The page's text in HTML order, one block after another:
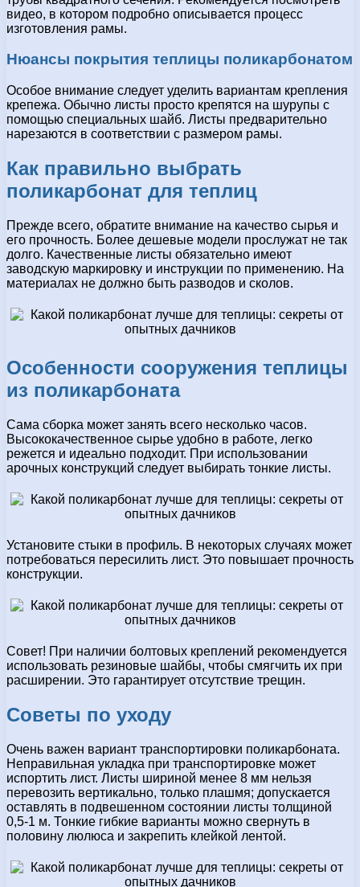
видео, в котором подробно описывается процесс
изготовления рамы.
Нюансы покрытия теплицы поликарбонатом
Особое внимание следует уделить вариантам крепления
крепежа. Обычно листы просто крепятся на шурупы с
помощью специальных шайб. Листы предварительно
нарезаются в соответствии с размером рамы.
Как правильно выбрать
поликарбонат для теплиц
Прежде всего, обратите внимание на качество сырья и
его прочность. Более дешевые модели прослужат не так
долго. Качественные листы обязательно имеют
заводскую маркировку и инструкции по применению. На
материалах не должно быть разводов и сколов.
Особенности сооружения теплицы
из поликарбоната
Сама сборка может занять всего несколько часов.
Высококачественное сырье удобно в работе, легко
режется и идеально подходит. При использовании
арочных конструкций следует выбирать тонкие листы.
Установите стыки в профиль. В некоторых случаях может
потребоваться пересилить лист. Это повышает прочность
конструкции.
Совет! При наличии болтовых креплений рекомендуется
использовать резиновые шайбы, чтобы смягчить их при
расширении. Это гарантирует отсутствие трещин.
Советы по уходу
Очень важен вариант транспортировки поликарбоната.
Неправильная укладка при транспортировке может
испортить лист. Листы шириной менее 8 мм нельзя
перевозить вертикально, только плашмя; допускается
оставлять в подвешенном состоянии листы толщиной
0,5-1 м. Тонкие гибкие варианты можно свернуть в
половину люлюса и закрепить клейкой лентой.